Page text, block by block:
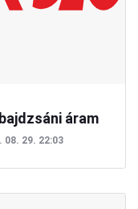
áram
08. 29. 22:03